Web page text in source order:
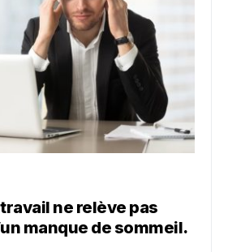
ne relève pas
manque de sommeil.